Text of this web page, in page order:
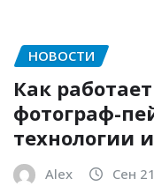
НОВОСТИ
Как
фотограф-
технологии
Alex Сен